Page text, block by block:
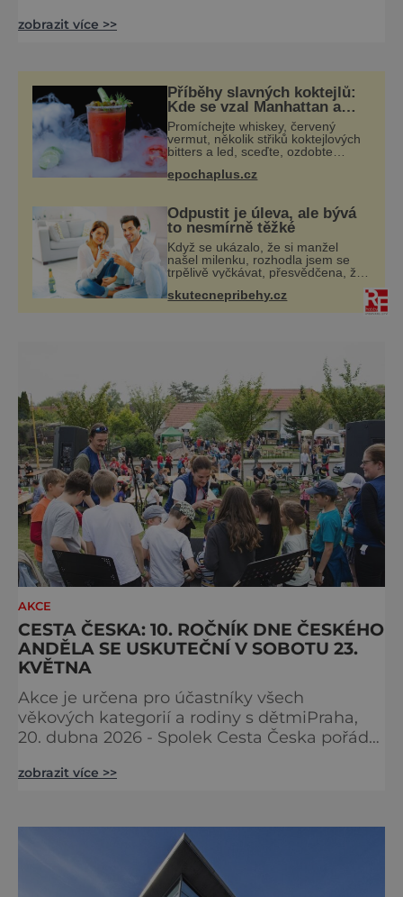
pochopením historie. Právě na tento typ
Evropě i zámoří. Tyto cesty neukazují jen
krásná místa ale přede
zobrazit více >>
Příběhy slavných koktejlů:
Kde se vzal Manhattan a
Bloody Mary?
Promíchejte whiskey, červený
vermut, několik střiků koktejlových
bitters a led, sceďte, ozdobte
Manhattan je tu! A pokud to má být
epochaplus.cz
Odpustit je úleva, ale bývá
to nesmírně těžké
Když se ukázalo, že si manžel
našel milenku, rozhodla jsem se
trpělivě vyčkávat, přesvědčena, že
Možná je to jedna z nejtěžších věcí
skutecnepribehy.cz
AKCE
CESTA ČESKA: 10. ROČNÍK DNE ČESKÉHO
ANDĚLA SE USKUTEČNÍ V SOBOTU 23.
KVĚTNA
Akce je určena pro účastníky všech
věkových kategorií a rodiny s dětmiPraha,
20. dubna 2026 - Spolek Cesta Česka pořádá
Akce se uskuteční v sobotu 23. května 2026
výstupem na horu Říp a zpět. Na místě bude
následně připraven bohatý doprovodný
program. Akce je určena široké veřejnost
zobrazit více >>